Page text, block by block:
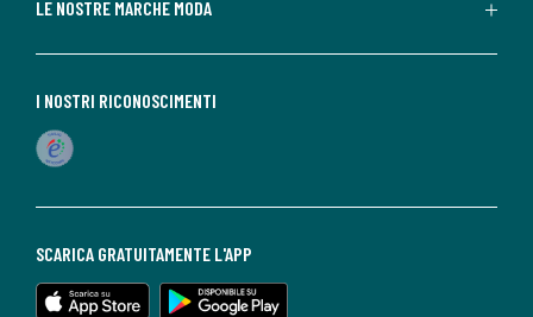
LE NOSTRE MARCHE MODA
SCARICA GRATUITAMENTE L'APP
I NOSTRI RICONOSCIMENTI